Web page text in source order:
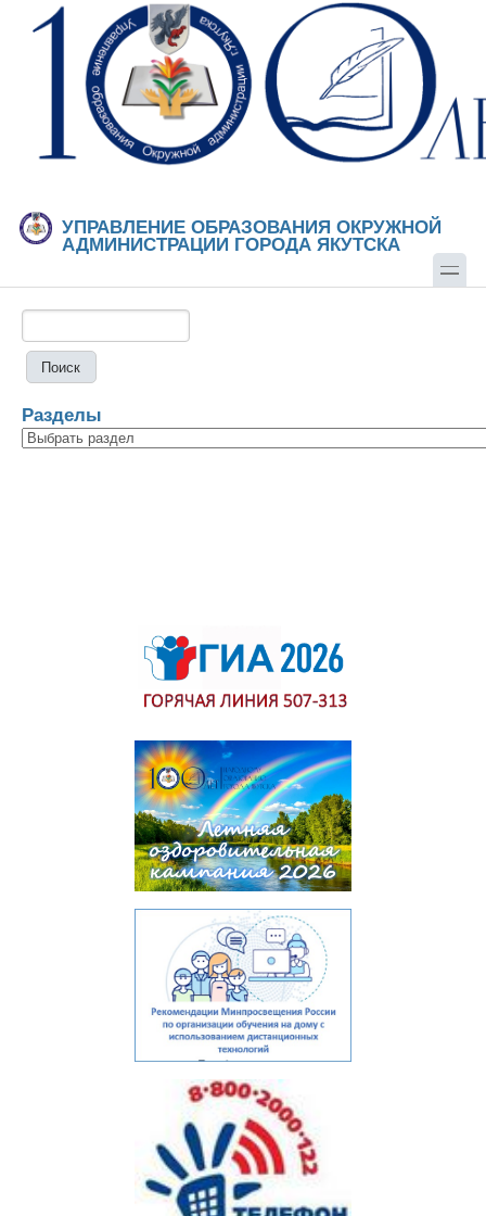
Перейти к основному содержанию
Skip to search
УПРАВЛЕНИЕ ОБРАЗОВАНИЯ ОКРУЖНОЙ
АДМИНИСТРАЦИИ ГОРОДА ЯКУТСКА
Разделы